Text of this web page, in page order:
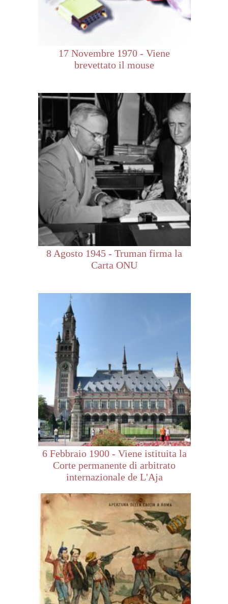
17 Novembre 1970 - Viene
brevettato il mouse
8 Agosto 1945 - Truman firma la
Carta ONU
6 Febbraio 1900 - Viene istituita la
Corte permanente di arbitrato
internazionale de L'Aja